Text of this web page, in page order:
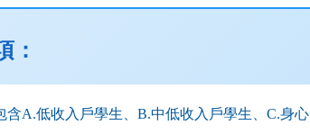
：
A.低收入戶學生、B.中低收入戶學生、C.身心